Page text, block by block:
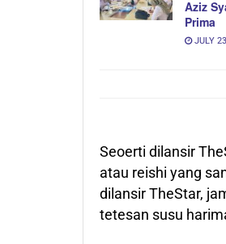
Aziz
Prima
JULY
Seoerti dilansir
atau reishi yang
dilansir TheStar,
tetesan susu